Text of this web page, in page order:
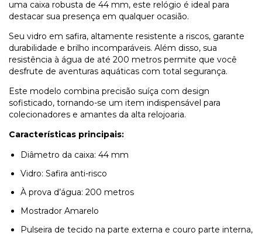
uma caixa robusta de 44 mm, este relógio é ideal para
destacar sua presença em qualquer ocasião.
Seu vidro em safira, altamente resistente a riscos, garante
durabilidade e brilho incomparáveis. Além disso, sua
resistência à água de até 200 metros permite que você
desfrute de aventuras aquáticas com total segurança.
Este modelo combina precisão suíça com design
sofisticado, tornando-se um item indispensável para
colecionadores e amantes da alta relojoaria.
Características principais:
Diâmetro da caixa: 44 mm
Vidro: Safira anti-risco
À prova d’água: 200 metros
Mostrador Amarelo
Pulseira de tecido na parte externa e couro parte interna,